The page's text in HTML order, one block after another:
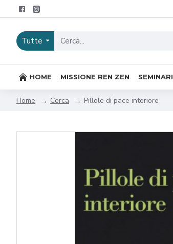
Tutte
HOME MISSIONE REN ZEN SEMINARI
Home Cerca Pillole di pace interiore